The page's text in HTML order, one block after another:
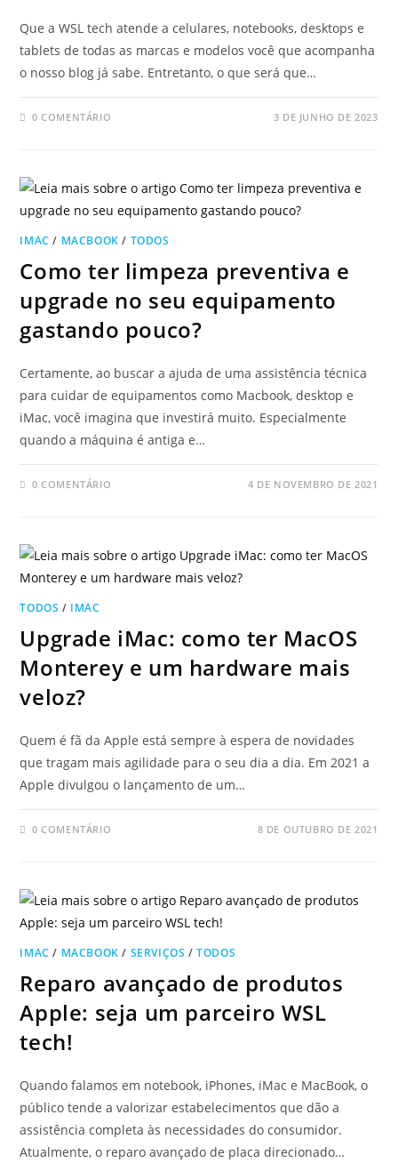
Que a WSL tech atende a celulares, notebooks, desktops e
tablets de todas as marcas e modelos você que acompanha
o nosso blog já sabe. Entretanto, o que será que…
0 COMENTÁRIO 3 DE JUNHO DE 2023
IMAC / MACBOOK / TODOS
Como ter limpeza preventiva e
upgrade no seu equipamento
gastando pouco?
Certamente, ao buscar a ajuda de uma assistência técnica
para cuidar de equipamentos como Macbook, desktop e
iMac, você imagina que investirá muito. Especialmente
quando a máquina é antiga e…
0 COMENTÁRIO 4 DE NOVEMBRO DE 2021
TODOS / IMAC
Upgrade iMac: como ter MacOS
Monterey e um hardware mais
veloz?
Quem é fã da Apple está sempre à espera de novidades
que tragam mais agilidade para o seu dia a dia. Em 2021 a
Apple divulgou o lançamento de um…
0 COMENTÁRIO 8 DE OUTUBRO DE 2021
IMAC / MACBOOK / SERVIÇOS /TODOS
Reparo avançado de produtos
Apple: seja um parceiro WSL
tech!
Quando falamos em notebook, iPhones, iMac e MacBook, o
público tende a valorizar estabelecimentos que dão a
assistência completa às necessidades do consumidor.
Atualmente, o reparo avançado de placa direcionado…